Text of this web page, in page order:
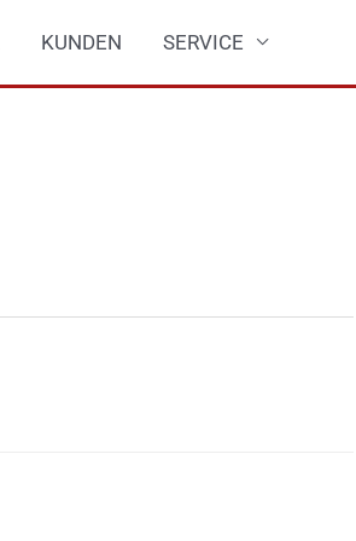
KUNDEN SERVICE